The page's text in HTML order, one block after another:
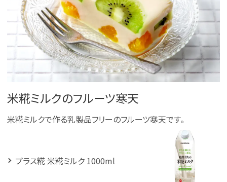
米糀ミルクのフルーツ寒天
米糀ミルクで作る乳製品フリーのフルーツ寒天です。
プラス糀 米糀ミルク 1000ml